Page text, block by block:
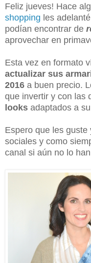
Feliz jueves! Hace
shopping les
podían encontrar de
aprovechar en
Esta vez en formato
actualizar sus
2016 a buen precio.
que invertir y con las
looks adaptados a
Espero que les
sociales y como
canal si aún no lo